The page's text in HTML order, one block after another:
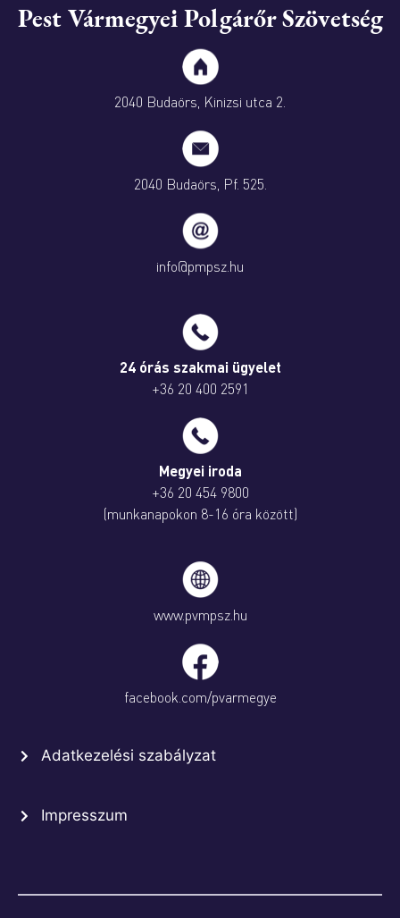
Pest Vármegyei Polgárőr Szövetség
2040 Budaörs, Kinizsi utca 2.
2040 Budaörs, Pf. 525.
info@pmpsz.hu
24 órás szakmai ügyelet
+36 20 400 2591
Megyei iroda
+36 20 454 9800
(munkanapokon 8-16 óra között)
www.pvmpsz.hu
facebook.com/pvarmegye
Adatkezelési szabályzat
Impresszum